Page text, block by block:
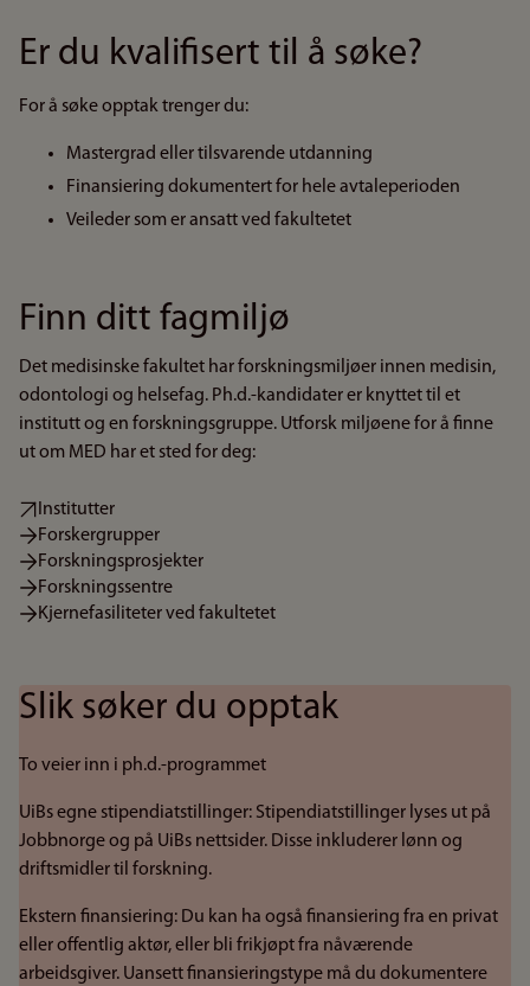
Er du kvalifisert til å søke?
For å søke opptak trenger du:
Mastergrad eller tilsvarende utdanning
Finansiering dokumentert for hele avtaleperioden
Veileder som er ansatt ved fakultetet
Finn ditt fagmiljø
Det medisinske fakultet har forskningsmiljøer innen medisin,
odontologi og helsefag. Ph.d.-kandidater er knyttet til et
institutt og en forskningsgruppe. Utforsk miljøene for å finne
ut om MED har et sted for deg:
Institutter
Forskergrupper
Forskningsprosjekter
Forskningssentre
Kjernefasiliteter ved fakultetet
Slik søker du opptak
To veier inn i ph.d.-programmet
UiBs egne stipendiatstillinger: Stipendiatstillinger lyses ut på
Jobbnorge og på UiBs nettsider. Disse inkluderer lønn og
driftsmidler til forskning.
Ekstern finansiering: Du kan ha også finansiering fra en privat
eller offentlig aktør, eller bli frikjøpt fra nåværende
arbeidsgiver. Uansett finansieringstype må du dokumentere